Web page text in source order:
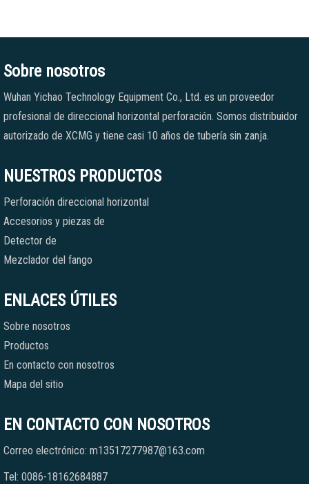
Sobre nosotros
Wuhan Yichao Technology Equipment Co., Ltd. es un proveedor
profesional de direccional horizontal perforación. Somos distribuidor
autorizado de XCMG y tiene casi 10 años de tubería sin zanja.
NUESTROS PRODUCTOS
Perforación direccional horizontal
Accesorios y piezas de
Detector de
Mezclador del fango
ENLACES ÚTILES
Sobre nosotros
Productos
En contacto con nosotros
Mapa del sitio
EN CONTACTO CON NOSOTROS
Correo electrónico: m13517277987@163.com
Tel: 0086-18162684887